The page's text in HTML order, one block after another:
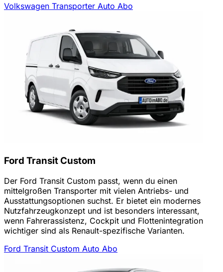
Volkswagen Transporter Auto Abo
Ford Transit Custom
Der Ford Transit Custom passt, wenn du einen
mittelgroßen Transporter mit vielen Antriebs- und
Ausstattungsoptionen suchst. Er bietet ein modernes
Nutzfahrzeugkonzept und ist besonders interessant,
wenn Fahrerassistenz, Cockpit und Flottenintegration
wichtiger sind als Renault-spezifische Varianten.
Ford Transit Custom Auto Abo